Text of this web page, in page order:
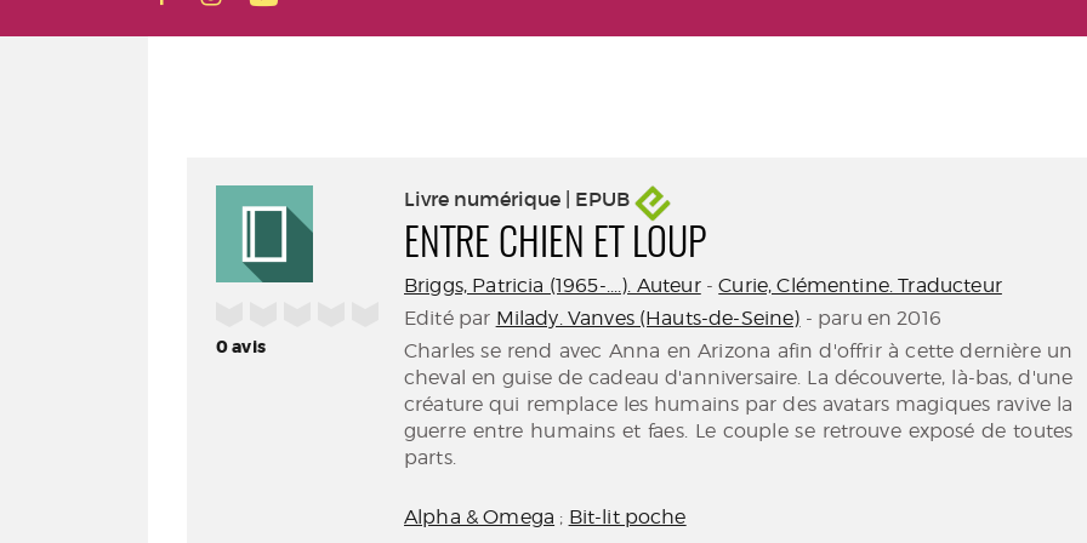
0avis
Livre numérique | EPUB
ENTRE CHIEN ET LOUP
Briggs, Patricia (1965-....). Auteur-Curie, Clémentine. Traducteur
Edité par Milady. Vanves (Hauts-de-Seine) - paru en 2016
Charles se rend avec Anna en Arizona afin d'offrir à cette dernière un
cheval en guise de cadeau d'anniversaire. La découverte, là-bas, d'une
créature qui remplace les humains par des avatars magiques ravive la
guerre entre humains et faes. Le couple se retrouve exposé de toutes
parts.
Alpha & Omega ; Bit-lit poche